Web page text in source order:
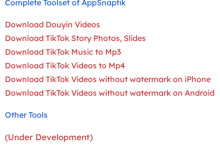
Complete Toolset of AppSnaptik
Download Douyin Videos
Download TikTok Story Photos, Slides
Download TikTok Music to Mp3
Download TikTok Videos to Mp4
Download TikTok Videos without watermark on iPhone
Download TikTok Videos without watermark on Android
Other Tools
(Under Development)